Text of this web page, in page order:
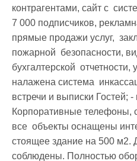
контрагентами, сайт с
7 000 подписчиков,
прямые продажи услуг,
пожарной  безопасности,
бухгалтерской
налажена система
встречи и выписки Гостей;
Корпоративные телефоны,
все  объекты оснащены
стоящее здание на 500 м2.
соблюдены. Полностью